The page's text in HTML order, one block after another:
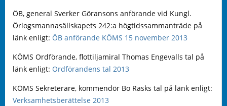
ÖB, general Sverker Göransons anförande vid Kungl.
Örlogsmannasällskapets 242:a högtidssammanträde på
länk enligt: ÖB anförande KÖMS 15 november 2013
KÖMS Ordförande, flottiljamiral Thomas Engevalls tal på
länk enligt: Ordförandens tal 2013
KÖMS Sekreterare, kommendör Bo Rasks tal på länk enligt:
Verksamhetsberättelse 2013